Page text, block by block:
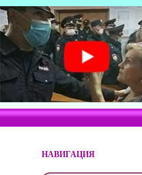
НАВИГАЦИЯ